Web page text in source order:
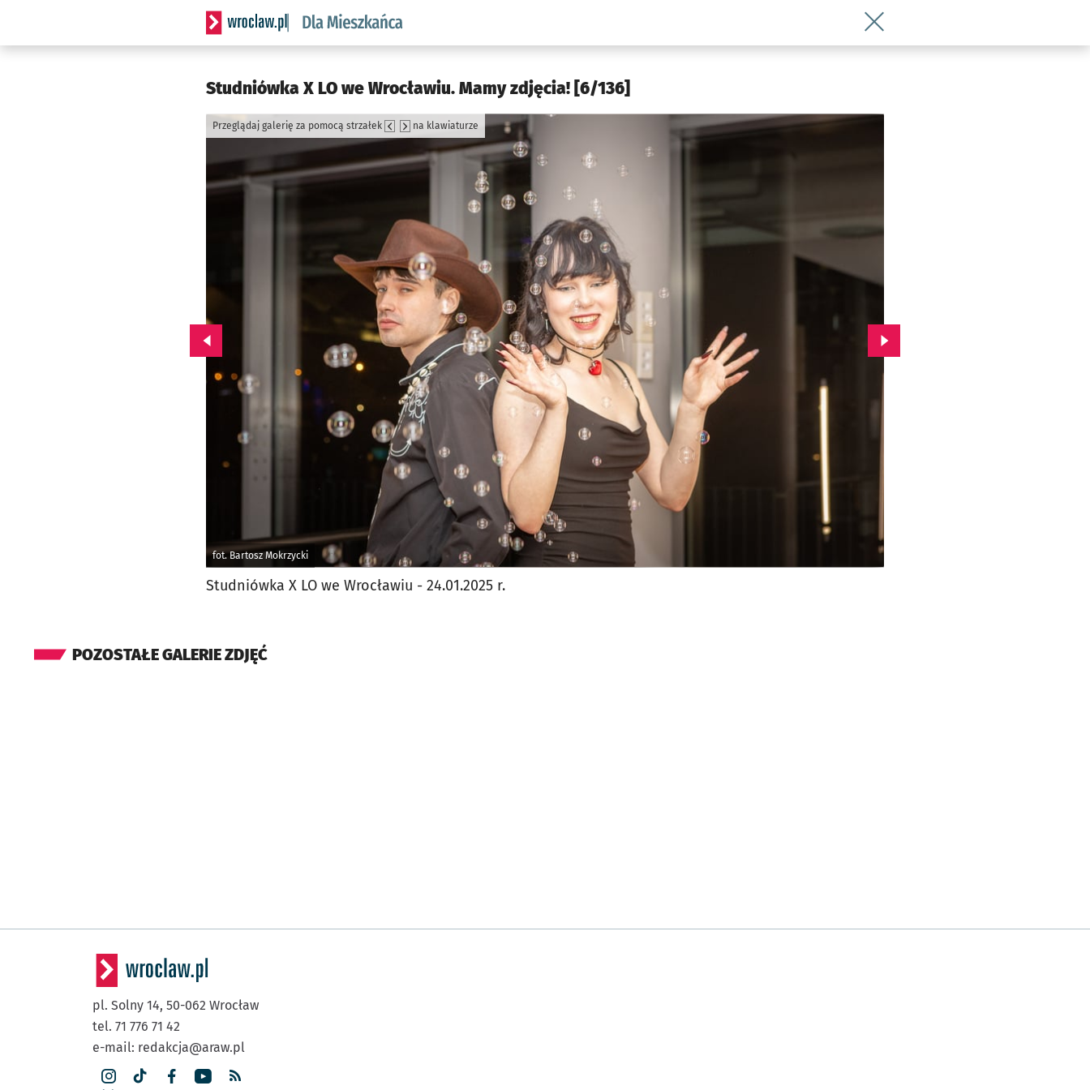
Serwis informacyjny wroclaw.pl podserwis: Dla mieszkańca
Wróć do artykułu Studniówka X LO
Studniówka X LO we Wrocławiu. Mamy zdjęcia! [6/136]
fot. Bartosz Mokrzycki
Przeglądaj galerię za pomocą strzałek na klawiaturze
Przejdź do poprzedniego zdjęcia. Przejdź do kolejnego zdjęcia.
Studniówka X LO we Wrocławiu - 24.01.2025 r.
POZOSTAŁE GALERIE ZDJĘĆ
pl. Solny 14, 50-062 Wrocław
tel. 71 776 71 42
e-mail: redakcja@araw.pl